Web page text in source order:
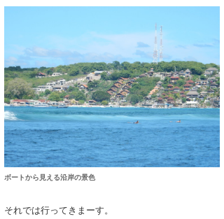
ボートから見える沿岸の景色
それでは行ってきまーす。
まっきー
三輪予報士
小川予報士
上田純子
上條将美
唐澤予報士
SancheZ
ゴン